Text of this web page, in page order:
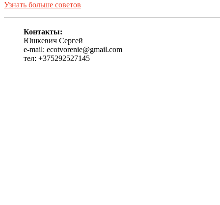
Узнать больше советов
Контакты:
Юшкевич Сергей
e-mail: ecotvorenie@gmail.com
тел: +375292527145